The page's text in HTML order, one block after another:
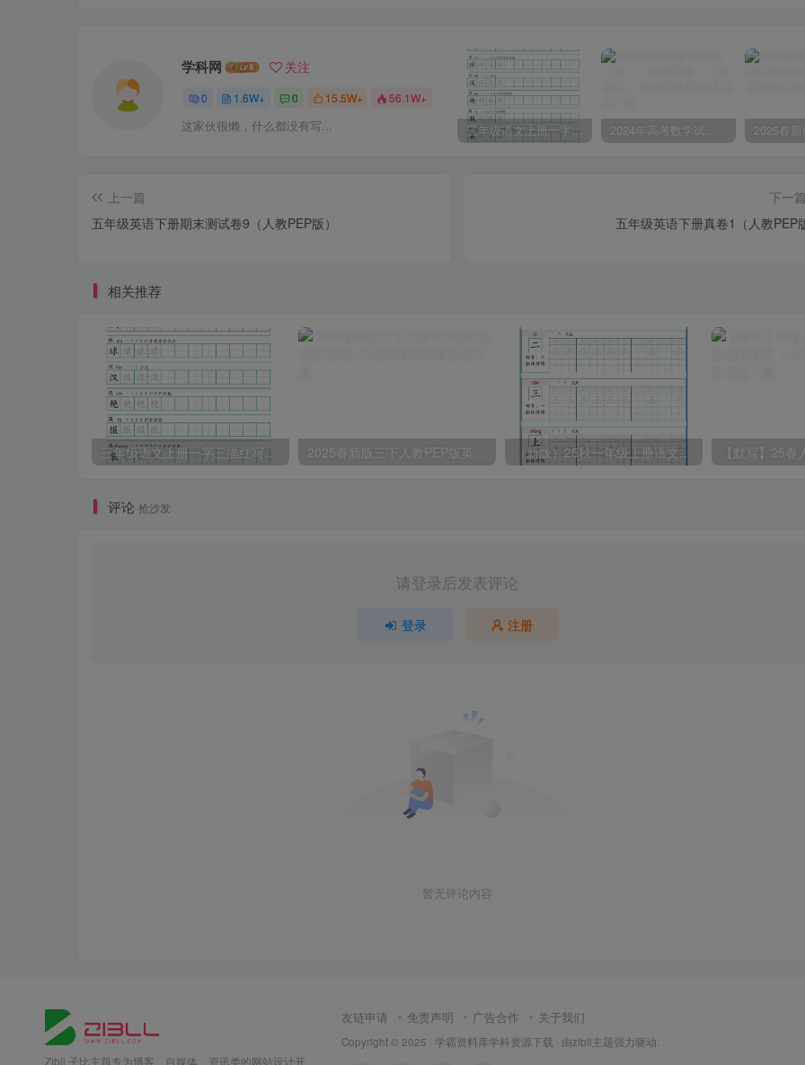
学科网 关注
0 1.6W+ 0 15.5W+ 56.1W+
这家伙很懒，什么都没有写... 三年级语文上册一字三描红写字表字帖 2024年高考数学试卷（文）（全国甲卷）（空白卷）
上一篇
五年级英语下册期末测试卷9（人教PEP版）
下一篇
五年级英语下册真卷1（人教PEP
相关推荐
三年级语文上册一字三描红写字表字帖 （新版）25秋一年级上册语文生字字帖（100字）
评论 抢沙发
请登录后发表评论
登录 注册
暂无评论内容
Zibll 子比主题专为博客、自媒体、资讯类的网站设计开
友链申请 免责声明 广告合作 关于我们
Copyright © 2025 · 学霸资料库学科资源下载 · 由zibll主题强力驱动.